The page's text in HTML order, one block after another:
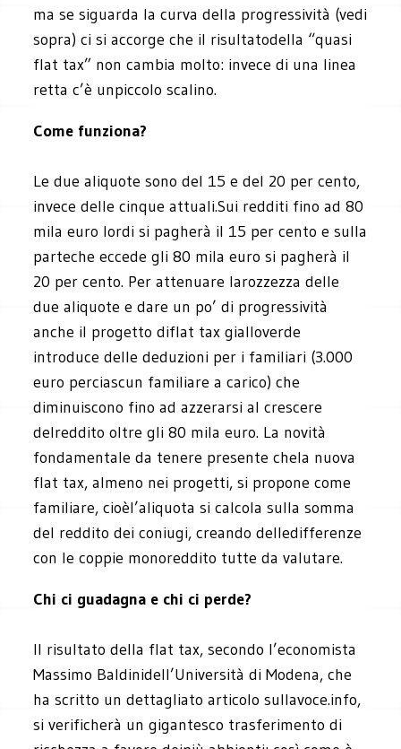
ma se siguarda la curva della progressività (vedi
sopra) ci si accorge che il risultatodella “quasi
flat tax” non cambia molto: invece di una linea
retta c’è unpiccolo scalino.
Come funziona?
Le due aliquote sono del 15 e del 20 per cento,
invece delle cinque attuali.Sui redditi fino ad 80
mila euro lordi si pagherà il 15 per cento e sulla
parteche eccede gli 80 mila euro si pagherà il
20 per cento. Per attenuare larozzezza delle
due aliquote e dare un po’ di progressività
anche il progetto diflat tax gialloverde
introduce delle deduzioni per i familiari (3.000
euro perciascun familiare a carico) che
diminuiscono fino ad azzerarsi al crescere
delreddito oltre gli 80 mila euro. La novità
fondamentale da tenere presente chela nuova
flat tax, almeno nei progetti, si propone come
familiare, cioèl’aliquota si calcola sulla somma
del reddito dei coniugi, creando delledifferenze
con le coppie monoreddito tutte da valutare.
Chi ci guadagna e chi ci perde?
Il risultato della flat tax, secondo l’economista
Massimo Baldinidell’Università di Modena, che
ha scritto un dettagliato articolo sullavoce.info,
si verificherà un gigantesco trasferimento di